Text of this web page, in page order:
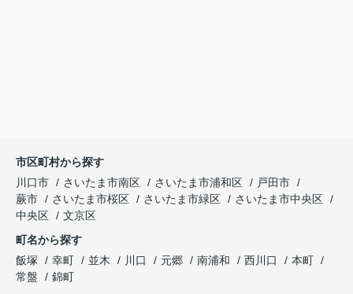
市区町村から探す
川口市
さいたま市南区 さいたま市浦和区
戸田市
蕨市
さいたま市桜区 さいたま市緑区
さいたま市中央区
中央区
文京区
町名から探す
飯塚
幸町 並木 川口 元郷 南浦和 西川口
本町
常盤
錦町